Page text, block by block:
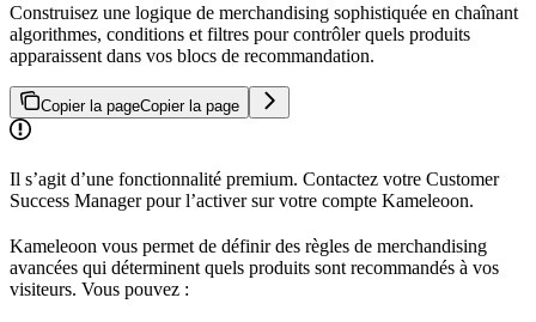
Construisez une logique de merchandising sophistiquée en chaînant
algorithmes, conditions et filtres pour contrôler quels produits
apparaissent dans vos blocs de recommandation.
Copier la pageCopier la page
Il s’agit d’une fonctionnalité premium. Contactez votre Customer
Success Manager pour l’activer sur votre compte Kameleoon.
Kameleoon vous permet de définir des règles de merchandising
avancées qui déterminent quels produits sont recommandés à vos
visiteurs. Vous pouvez :